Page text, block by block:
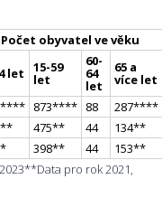
Počet obyvatel ve věku
let 15-59
let
60-
64
let
65 a
více let
**** 873**** 88 287****
** 475** 44 134**
* 398** 44 153**
Data pro rok 2021,